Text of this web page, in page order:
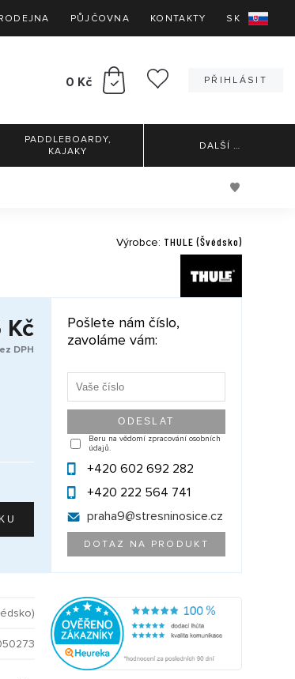
PŮJČOVNA KONTAKTY SK
0 Kč PŘIHLÁSIT
PADDLEBOARDY,
KAJAKY
DALŠÍ …
Výrobce: THULE (Švédsko)
Kč
DPH
Pošlete nám číslo,
zavoláme vám:
Beru na vědomí zpracování osobních
údajů.
+420 602 692 282
+420 222 564 741
praha9@stresninosice.cz
DOTAZ NA PRODUKT